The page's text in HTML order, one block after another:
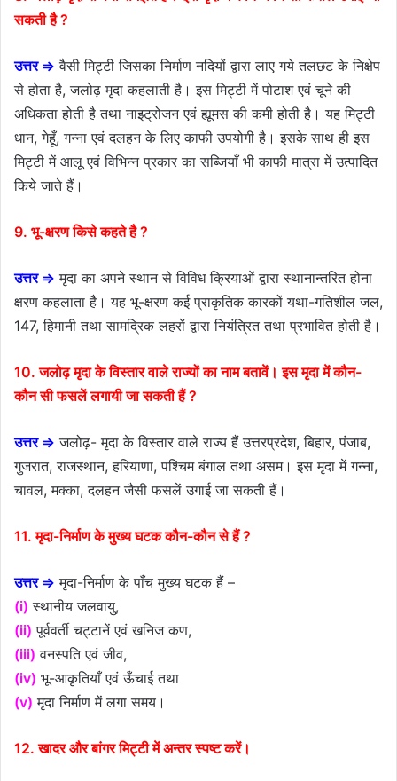
सकती है ?
उत्तर ⇒ वैसी मिट्टी जिसका निर्माण नदियों द्वारा लाए गये तलछट के निक्षेप
से होता है, जलोढ़ मृदा कहलाती है। इस मिट्टी में पोटाश एवं चूने की
अधिकता होती है तथा नाइट्रोजन एवं ह्यूमस की कमी होती है। यह मिट्टी
धान, गेहूँ, गन्ना एवं दलहन के लिए काफी उपयोगी है। इसके साथ ही इस
मिट्टी में आलू एवं विभिन्न प्रकार का सब्जियाँ भी काफी मात्रा में उत्पादित
किये जाते हैं।
9. भू-क्षरण किसे कहते है ?
उत्तर ⇒ मृदा का अपने स्थान से विविध क्रियाओं द्वारा स्थानान्तरित होना
क्षरण कहलाता है। यह भू-क्षरण कई प्राकृतिक कारकों यथा-गतिशील जल,
147, हिमानी तथा सामद्रिक लहरों द्वारा नियंत्रित तथा प्रभावित होती है।
10. जलोढ़ मृदा के विस्तार वाले राज्यों का नाम बतावें। इस मृदा में कौन-
कौन सी फसलें लगायी जा सकती हैं ?
उत्तर ⇒ जलोढ़- मृदा के विस्तार वाले राज्य हैं उत्तरप्रदेश, बिहार, पंजाब,
गुजरात, राजस्थान, हरियाणा, पश्चिम बंगाल तथा असम। इस मृदा में गन्ना,
चावल, मक्का, दलहन जैसी फसलें उगाई जा सकती हैं।
11. मृदा-निर्माण के मुख्य घटक कौन-कौन से हैं ?
उत्तर ⇒ मृदा-निर्माण के पाँच मुख्य घटक हैं –
(i) स्थानीय जलवायु,
(ii) पूर्ववर्ती चट्टानें एवं खनिज कण,
(iii) वनस्पति एवं जीव,
(iv) भू-आकृतियाँ एवं ऊँचाई तथा
(v) मृदा निर्माण में लगा समय।
12. खादर और बांगर मिट्टी में अन्तर स्पष्ट करें।